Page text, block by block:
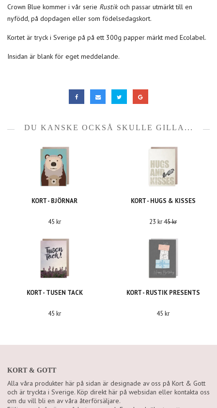
Crown Blue kommer i vår serie Rustikoch passar utmärkt till en
nyfödd, på dopdagen eller som födelsedagskort.
Kortet är tryck i Sverige på på ett 300g papper märkt med Ecolabel.
Insidan är blank för eget meddelande.
DU KANSKE OCKSÅ SKULLE GILLA...
KORT - BJÖRNAR
45 kr
KORT - HUGS & KISSES
23 kr45 kr
KORT - TUSEN TACK
45 kr
KORT - RUSTIK PRESENTS
45 kr
KORT & GOTT
Alla våra produkter här på sidan är designade av oss på Kort & Gott
och är tryckta i Sverige. Köp direkt här på websidan eller kontakta oss
om du vill bli en av våra återförsäljare.